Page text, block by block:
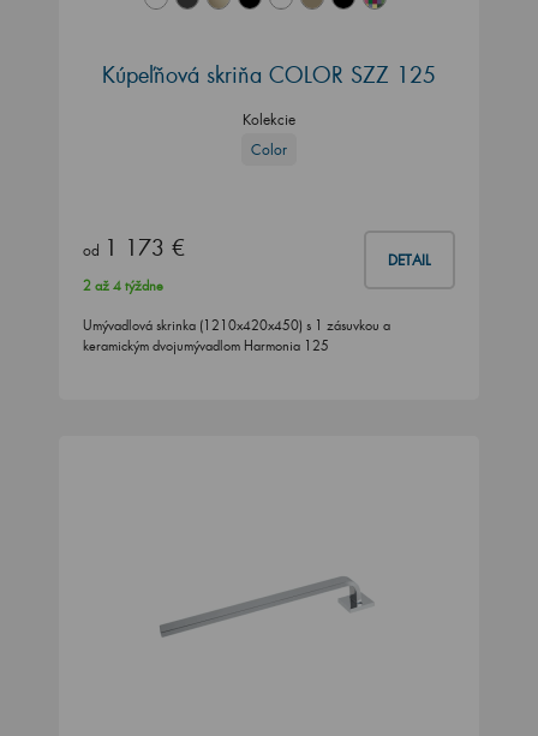
Kúpeľňová skriňa COLOR SZZ 125
Kolekcie
Color
od 1 173 € DETAIL
2 až 4 týždne
Umývadlová skrinka (1210x420x450) s 1 zásuvkou a
keramickým dvojumývadlom Harmonia 125